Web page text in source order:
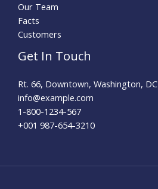
Our Team
Facts
Customers
Get In Touch
Rt. 66, Downtown, Washington, DC
info@example.com​
1-800-1234-567
+001 987-654-3210